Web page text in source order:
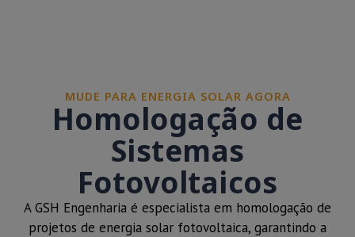
MUDE PARA ENERGIA SOLAR AGORA
Homologação de
Sistemas
Fotovoltaicos
A GSH Engenharia é especialista em homologação de
projetos de energia solar fotovoltaica, garantindo a